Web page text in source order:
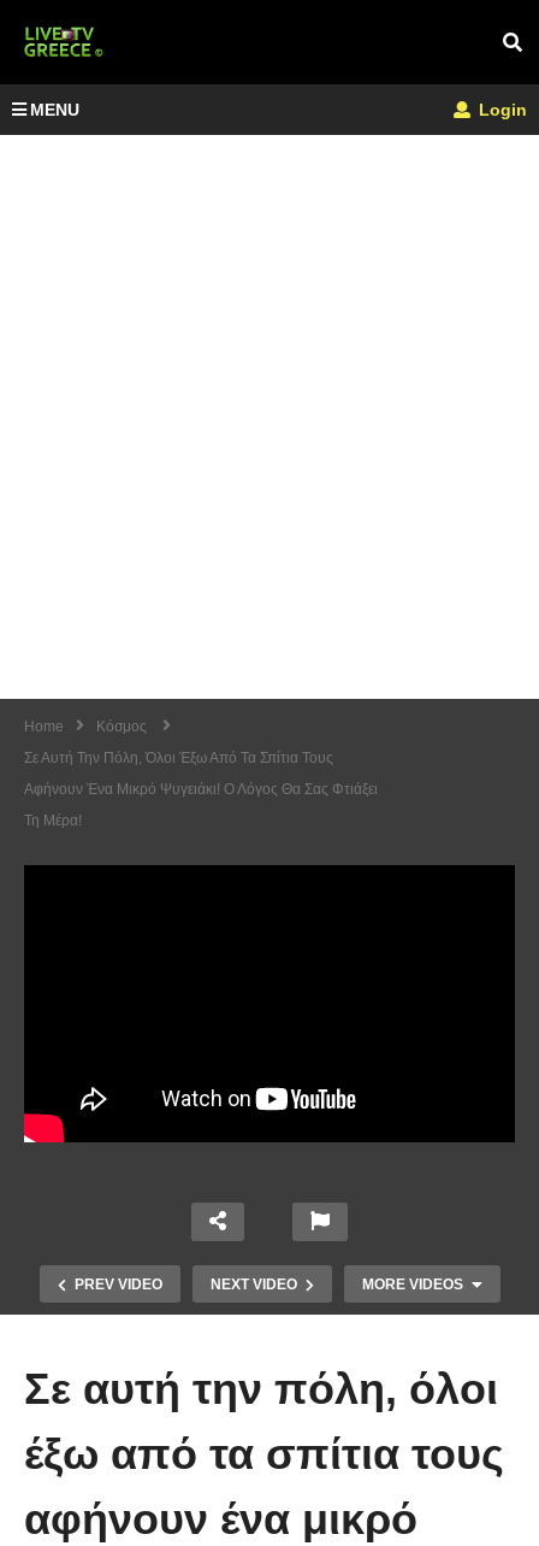
MENU Login
Home
Κόσμος
Σε Αυτή Την Πόλη, Όλοι Έξω Από Τα Σπίτια Τους
Αφήνουν Ένα Μικρό Ψυγειάκι! Ο Λόγος Θα Σας Φτιάξει
Τη Μέρα!
PREV VIDEO NEXT VIDEO MORE VIDEOS
Οι 5 Γιατροί Κρύφτηκαν πίσω από
Σε αυτή την πόλη, όλοι
έξω από τα σπίτια τους
αφήνουν ένα μικρό